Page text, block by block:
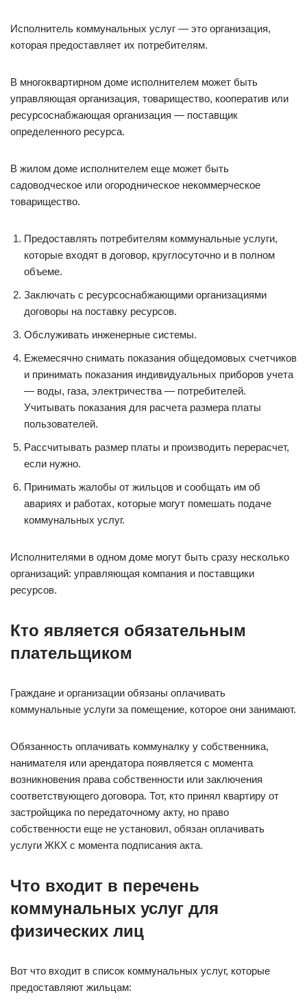
Исполнитель коммунальных услуг — это организация,
которая предоставляет их потребителям.
В многоквартирном доме исполнителем может быть
управляющая организация, товарищество, кооператив или
ресурсоснабжающая организация — поставщик
определенного ресурса.
В жилом доме исполнителем еще может быть
садоводческое или огородническое некоммерческое
товарищество.
Предоставлять потребителям коммунальные услуги,
которые входят в договор, круглосуточно и в полном
объеме.
Заключать с ресурсоснабжающими организациями
договоры на поставку ресурсов.
Обслуживать инженерные системы.
Ежемесячно снимать показания общедомовых счетчиков
и принимать показания индивидуальных приборов учета
— воды, газа, электричества — потребителей.
Учитывать показания для расчета размера платы
пользователей.
Рассчитывать размер платы и производить перерасчет,
если нужно.
Принимать жалобы от жильцов и сообщать им об
авариях и работах, которые могут помешать подаче
коммунальных услуг.
Исполнителями в одном доме могут быть сразу несколько
организаций: управляющая компания и поставщики
ресурсов.
Кто является обязательным
плательщиком
Граждане и организации обязаны оплачивать
коммунальные услуги за помещение, которое они занимают.
Обязанность оплачивать коммуналку у собственника,
нанимателя или арендатора появляется с момента
возникновения права собственности или заключения
соответствующего договора. Тот, кто принял квартиру от
застройщика по передаточному акту, но право
собственности еще не установил, обязан оплачивать
услуги ЖКХ с момента подписания акта.
Что входит в перечень
коммунальных услуг для
физических лиц
Вот что входит в список коммунальных услуг, которые
предоставляют жильцам: